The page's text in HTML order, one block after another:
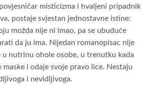
misticizma i hvaljeni pripadnik
postaje svjestan jednostavne istine:
možda nije ni imao, pa se ubuduće
da ju ima. Nijedan romanopisac nije
u nutrinu ohole osobe, u trenutku kada
maske i odaje svoje pravo lice. Nestaju
i nevidljivoga.